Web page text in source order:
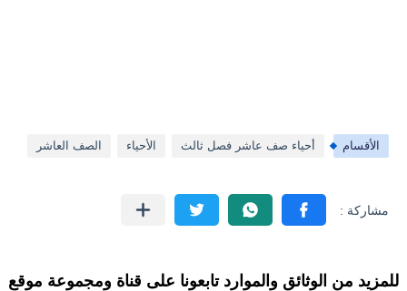
الأقسام أحياء صف عاشر فصل ثالث الأحياء الصف العاشر
للمزيد من الوثائق والموارد تابعونا على قناة ومجموعة موقع